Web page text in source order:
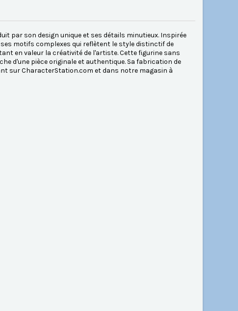
par son design unique et ses détails minutieux. Inspirée
motifs complexes qui reflètent le style distinctif de
en valeur la créativité de l'artiste. Cette figurine sans
d'une pièce originale et authentique. Sa fabrication de
sur CharacterStation.com et dans notre magasin à